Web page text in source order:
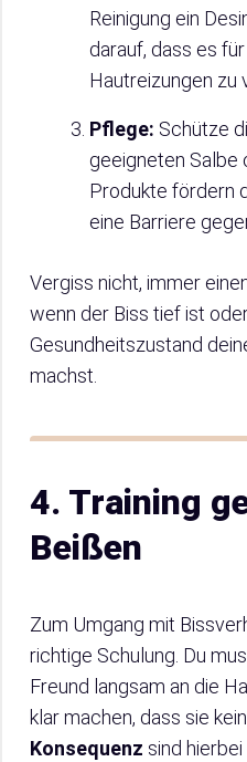
Reinigung ein
darauf, dass es
Hautreizungen zu
Pflege: Schütze
geeigneten Salbe
Produkte fördern
eine Barriere
Vergiss nicht, immer
wenn der Biss tief ist
Gesundheitszustand
machst.
4. Training
Beißen
Zum Umgang mit
richtige Schulung. Du
Freund langsam an die
klar machen, dass sie
Konsequenz sind